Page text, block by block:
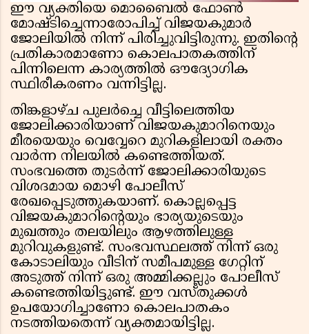
ഈ വ്യക്തിയെ മൊബൈൽ ഫോൺ
മോഷ്ടിച്ചെന്നാരോപിച്ച് വിജയകുമാർ
ജോലിയിൽ നിന്ന് പിരിച്ചുവിട്ടിരുന്നു. ഇതിൻ്റെ
പ്രതികാരമാണോ കൊലപാതകത്തിന്
പിന്നിലെന്ന കാര്യത്തിൽ ഔദ്യോഗിക
സ്ഥിരീകരണം വന്നിട്ടില്ല.
തിങ്കളാഴ്ച പുലർച്ചെ വീട്ടിലെത്തിയ
ജോലിക്കാരിയാണ് വിജയകുമാറിനെയും
മീരയെയും വെവ്വേറെ മുറികളിലായി രക്തം
വാർന്ന നിലയിൽ കണ്ടെത്തിയത്.
സംഭവത്തെ തുടർന്ന് ജോലിക്കാരിയുടെ
വിശദമായ മൊഴി പോലീസ്
രേഖപ്പെടുത്തുകയാണ്. കൊല്ലപ്പെട്ട
വിജയകുമാറിൻ്റെയും ഭാര്യയുടെയും
മുഖത്തും തലയിലും ആഴത്തിലുള്ള
മുറിവുകളുണ്ട്. സംഭവസ്ഥലത്ത് നിന്ന് ഒരു
കോടാലിയും വീടിന് സമീപമുള്ള ഗേറ്റിന്
അടുത്ത് നിന്ന് ഒരു അമ്മിക്കല്ലും പോലീസ്
കണ്ടെത്തിയിട്ടുണ്ട്. ഈ വസ്തുക്കൾ
ഉപയോഗിച്ചാണോ കൊലപാതകം
നടത്തിയതെന്ന് വ്യക്തമായിട്ടില്ല.